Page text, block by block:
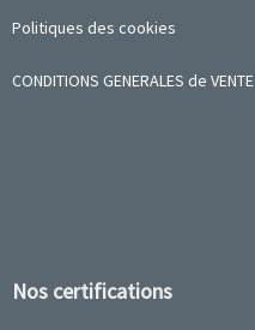
Politiques des cookies
CONDITIONS GENERALES de VENTE
Nos certifications